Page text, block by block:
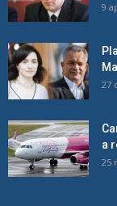
9
27
a
25